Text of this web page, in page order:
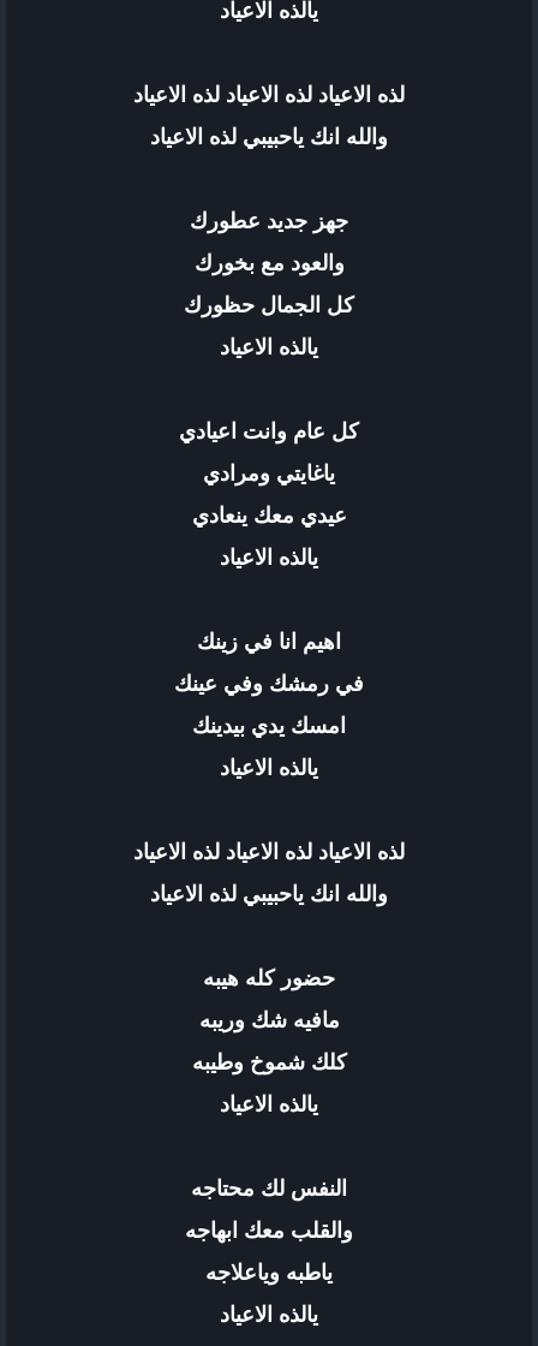
يالذه الاعياد
لذه الاعياد لذه الاعياد لذه الاعياد
والله انك ياحبيبي لذه الاعياد
جهز جديد عطورك
والعود مع بخورك
كل الجمال حظورك
يالذه الاعياد
كل عام وانت اعيادي
ياغايتي ومرادي
عيدي معك ينعادي
يالذه الاعياد
اهيم انا في زينك
في رمشك وفي عينك
امسك يدي بيدينك
يالذه الاعياد
لذه الاعياد لذه الاعياد لذه الاعياد
والله انك ياحبيبي لذه الاعياد
حضور كله هيبه
مافيه شك وريبه
كلك شموخ وطيبه
يالذه الاعياد
النفس لك محتاجه
والقلب معك ابهاجه
ياطبه وياعلاجه
يالذه الاعياد